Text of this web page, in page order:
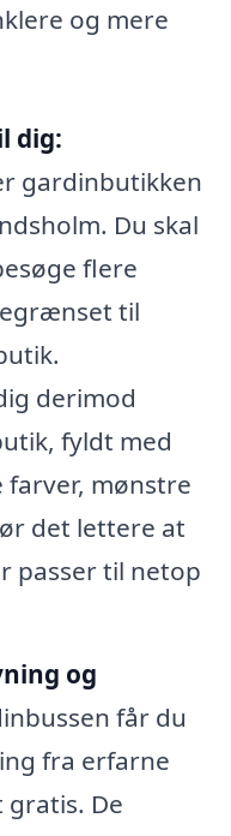
og mere
dig:
gardinbutikken
Du skal
flere
til
derimod
fyldt med
farver, mønstre
det lettere at
passer til netop
og
får du
fra erfarne
De